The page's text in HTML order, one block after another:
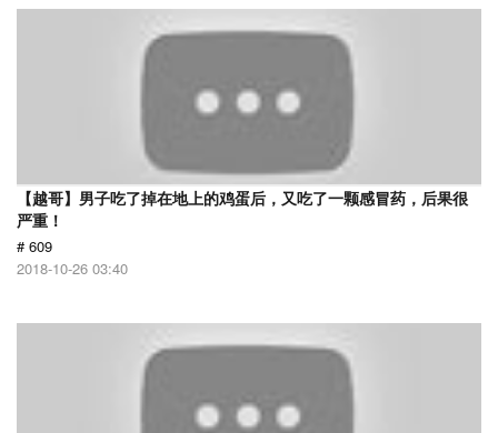
【越哥】男子吃了掉在地上的鸡蛋后，又吃了一颗感冒药，后果很
严重！
# 609
2018-10-26 03:40